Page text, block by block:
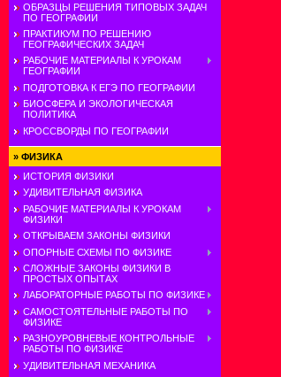
ОБРАЗЦЫ РЕШЕНИЯ ТИПОВЫХ ЗАДАЧ
ПО ГЕОГРАФИИ
ПРАКТИКУМ ПО РЕШЕНИЮ
ГЕОГРАФИЧЕСКИХ ЗАДАЧ
РАБОЧИЕ МАТЕРИАЛЫ К УРОКАМ
ГЕОГРАФИИ
ПОДГОТОВКА К ЕГЭ ПО ГЕОГРАФИИ
БИОСФЕРА И ЭКОЛОГИЧЕСКАЯ
ПОЛИТИКА
КРОССВОРДЫ ПО ГЕОГРАФИИ
» ФИЗИКА
ИСТОРИЯ ФИЗИКИ
УДИВИТЕЛЬНАЯ ФИЗИКА
РАБОЧИЕ МАТЕРИАЛЫ К УРОКАМ
ФИЗИКИ
ОТКРЫВАЕМ ЗАКОНЫ ФИЗИКИ
ОПОРНЫЕ СХЕМЫ ПО ФИЗИКЕ
СЛОЖНЫЕ ЗАКОНЫ ФИЗИКИ В
ПРОСТЫХ ОПЫТАХ
ЛАБОРАТОРНЫЕ РАБОТЫ ПО ФИЗИКЕ
САМОСТОЯТЕЛЬНЫЕ РАБОТЫ ПО
ФИЗИКЕ
РАЗНОУРОВНЕВЫЕ КОНТРОЛЬНЫЕ
РАБОТЫ ПО ФИЗИКЕ
УДИВИТЕЛЬНАЯ МЕХАНИКА